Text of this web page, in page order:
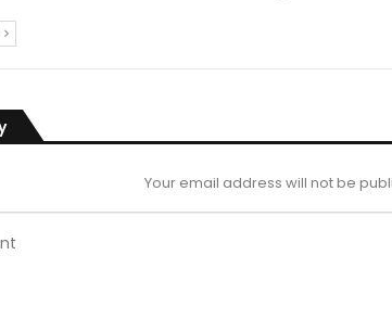
Your email address will not be